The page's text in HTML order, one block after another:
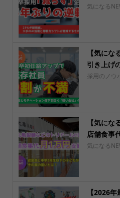
気になる
【気に
引き上げ
採用のノウ
【気にな
店舗食事
気になる
【2026